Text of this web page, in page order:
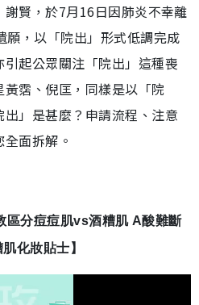
賢，於7月16日因肺炎不幸離
，以「院出」形式低調完成
起公眾關注「院出」這種喪
霑、倪匡，同樣是以「院
」是甚麼？申請流程、注意
面拆解。
區分痘痘肌vs酒糟肌 A酸難斷
化妝貼士】